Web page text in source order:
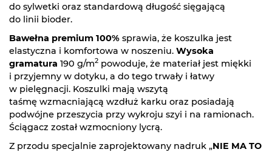
do sylwetki oraz standardową długość sięgającą
do linii bioder.
Bawełna premium 100% sprawia, że koszulka jest
elastyczna i komfortowa w noszeniu. Wysoka
gramatura 190 g/m2 powoduje, że materiał jest miękki
i przyjemny w dotyku, a do tego trwały i łatwy
w pielęgnacji. Koszulki mają wszytą
taśmę wzmacniającą wzdłuż karku oraz posiadają
podwójne przeszycia przy wykroju szyi i na ramionach.
Ściągacz został wzmocniony lycrą.
Z przodu specjalnie zaprojektowany nadruk „NIE MA TO